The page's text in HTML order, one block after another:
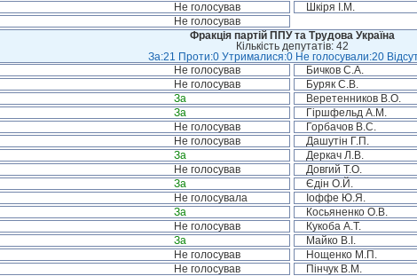
Не голосував Шкіря І.М.
Не голосував
Фракція партій ППУ та Трудова Україна
Кількість депутатів: 42
За:21 Проти:0 Утрималися:0 Не голосували:20
Не голосував Бичков С.А.
Не голосував Буряк С.В.
За Веретенников В.О.
За Гіршфельд А.М.
Не голосував Горбачов В.С.
Не голосував Дашутін Г.П.
За Деркач Л.В.
Не голосував Довгий Т.О.
За Єдін О.Й.
Не голосувала Іоффе Ю.Я.
За Косьяненко О.В.
Не голосував Кукоба А.Т.
За Майко В.І.
Не голосував Нощенко М.П.
Не голосував Пінчук В.М.